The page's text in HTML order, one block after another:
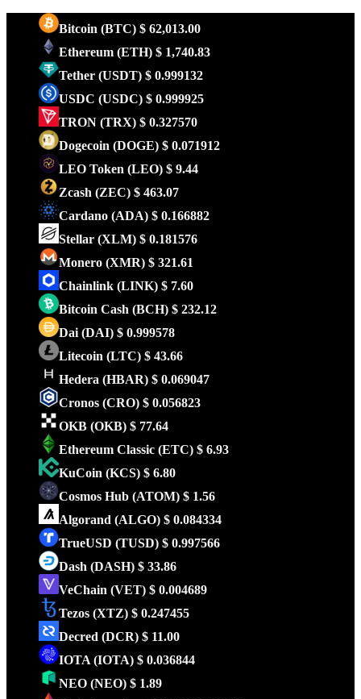
Bitcoin (BTC) $ 62,013.00
Ethereum (ETH) $ 1,740.83
Tether (USDT) $ 0.999132
USDC (USDC) $ 0.999925
TRON (TRX) $ 0.327570
Dogecoin (DOGE) $ 0.071912
LEO Token (LEO) $ 9.44
Zcash (ZEC) $ 463.07
Cardano (ADA) $ 0.166882
Stellar (XLM) $ 0.181576
Monero (XMR) $ 321.61
Chainlink (LINK) $ 7.60
Bitcoin Cash (BCH) $ 232.12
Dai (DAI) $ 0.999578
Litecoin (LTC) $ 43.66
Hedera (HBAR) $ 0.069047
Cronos (CRO) $ 0.056823
OKB (OKB) $ 77.64
Ethereum Classic (ETC) $ 6.93
KuCoin (KCS) $ 6.80
Cosmos Hub (ATOM) $ 1.56
Algorand (ALGO) $ 0.084334
TrueUSD (TUSD) $ 0.997566
Dash (DASH) $ 33.86
VeChain (VET) $ 0.004689
Tezos (XTZ) $ 0.247455
Decred (DCR) $ 11.00
IOTA (IOTA) $ 0.036844
NEO (NEO) $ 1.89